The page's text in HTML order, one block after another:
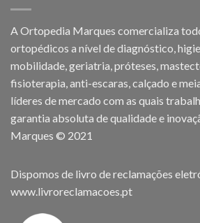
A Ortopedia Marques comercializa
ortopédicos a nível de diagnóstico,
mobilidade, geriatria, próteses,
fisioterapia, anti-escaras, calçado e
líderes de mercado com as quais
garantia absoluta de qualidade e
Marques © 2021
Dispomos de livro de reclamações
www.livroreclamacoes.pt